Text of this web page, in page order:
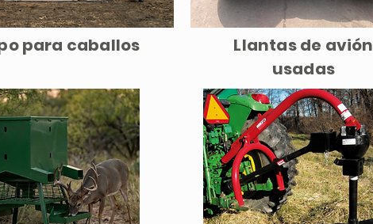
para caballos
Llantas de avión
usadas